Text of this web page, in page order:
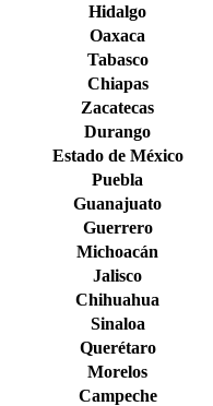
Hidalgo
Oaxaca
Tabasco
Chiapas
Zacatecas
Durango
Estado de México
Puebla
Guanajuato
Guerrero
Michoacán
Jalisco
Chihuahua
Sinaloa
Querétaro
Morelos
Campeche